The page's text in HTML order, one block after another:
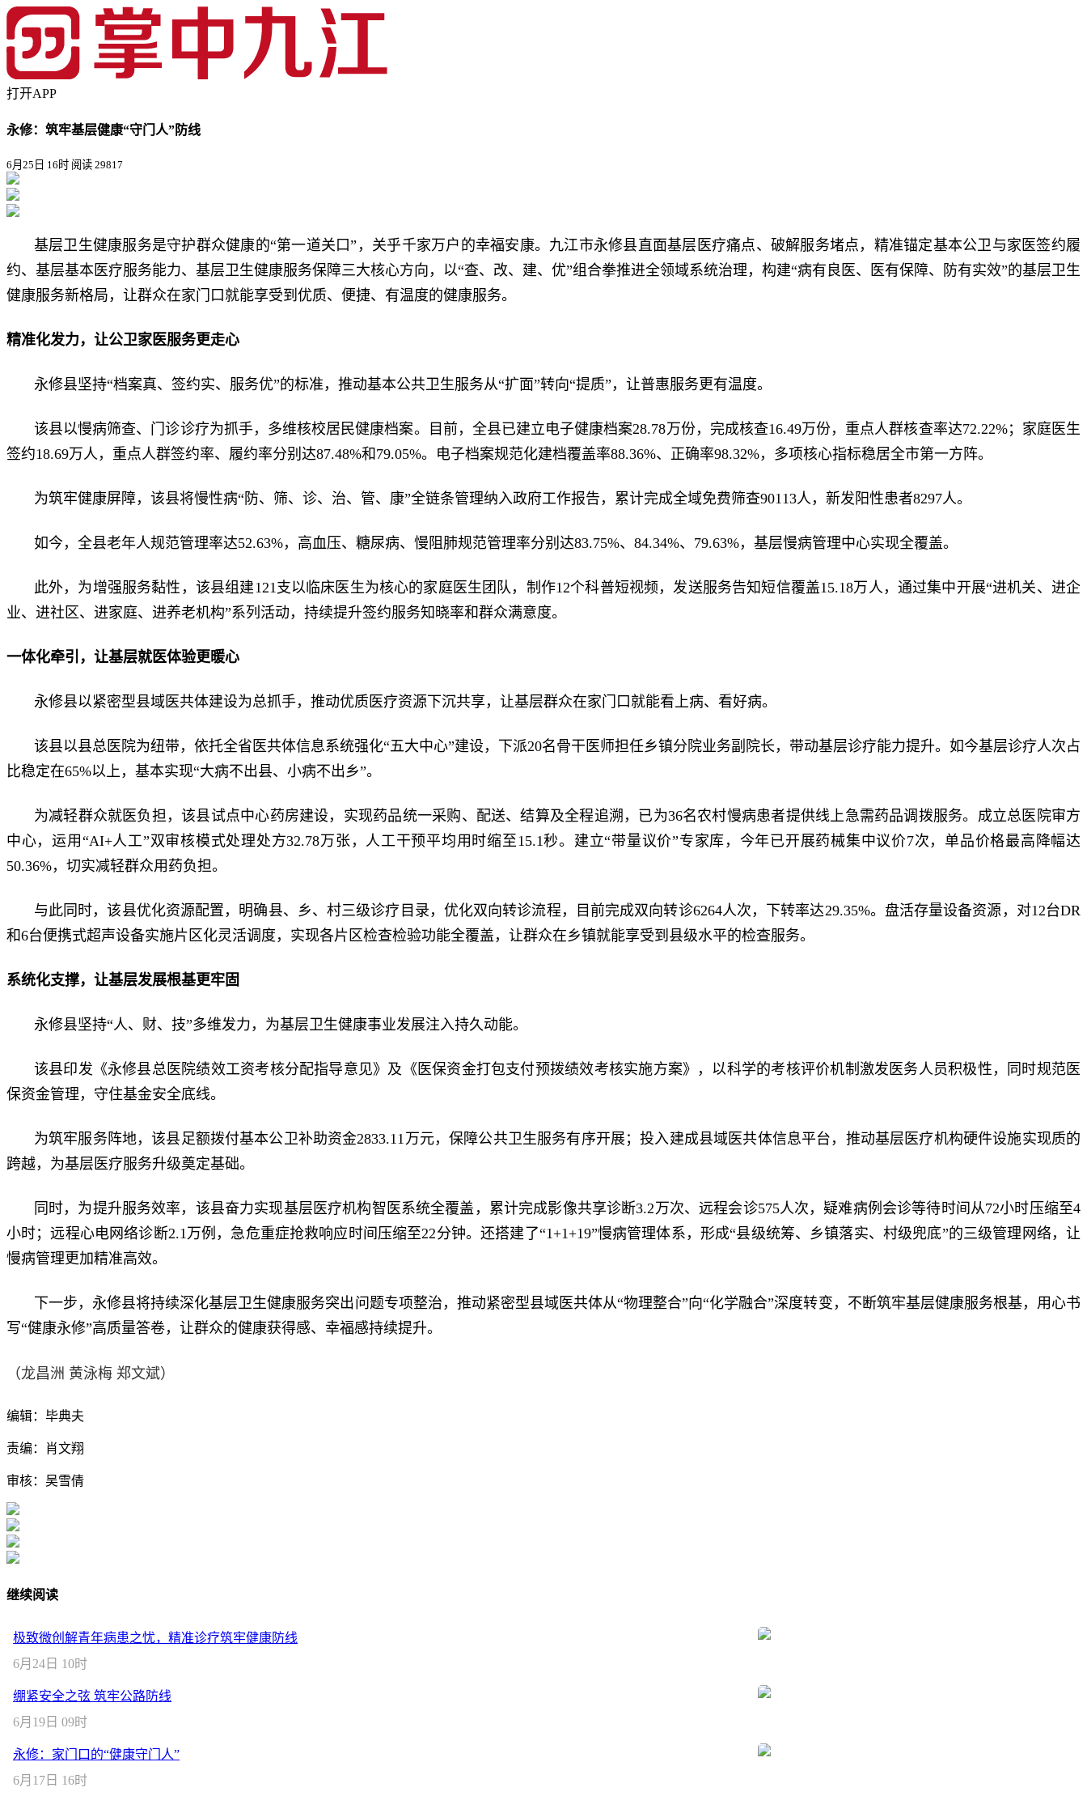
打开APP
永修：筑牢基层健康“守门人”防线
6月25日 16时 阅读 29817
基层卫生健康服务是守护群众健康的“第一道关口”，关乎千家万户的幸福安康。九江市永修县直面基层医疗痛点、破解服务堵点，精准锚定基本公卫与家医签约履
约、基层基本医疗服务能力、基层卫生健康服务保障三大核心方向，以“查、改、建、优”组合拳推进全领域系统治理，构建“病有良医、医有保障、防有实效”的基层卫生
健康服务新格局，让群众在家门口就能享受到优质、便捷、有温度的健康服务。
精准化发力，让公卫家医服务更走心
永修县坚持“档案真、签约实、服务优”的标准，推动基本公共卫生服务从“扩面”转向“提质”，让普惠服务更有温度。
该县以慢病筛查、门诊诊疗为抓手，多维核校居民健康档案。目前，全县已建立电子健康档案28.78万份，完成核查16.49万份，重点人群核查率达72.22%；家庭医生
签约18.69万人，重点人群签约率、履约率分别达87.48%和79.05%。电子档案规范化建档覆盖率88.36%、正确率98.32%，多项核心指标稳居全市第一方阵。
为筑牢健康屏障，该县将慢性病“防、筛、诊、治、管、康”全链条管理纳入政府工作报告，累计完成全域免费筛查90113人，新发阳性患者8297人。
如今，全县老年人规范管理率达52.63%，高血压、糖尿病、慢阻肺规范管理率分别达83.75%、84.34%、79.63%，基层慢病管理中心实现全覆盖。
此外，为增强服务黏性，该县组建121支以临床医生为核心的家庭医生团队，制作12个科普短视频，发送服务告知短信覆盖15.18万人，通过集中开展“进机关、进企
业、进社区、进家庭、进养老机构”系列活动，持续提升签约服务知晓率和群众满意度。
一体化牵引，让基层就医体验更暖心
永修县以紧密型县域医共体建设为总抓手，推动优质医疗资源下沉共享，让基层群众在家门口就能看上病、看好病。
该县以县总医院为纽带，依托全省医共体信息系统强化“五大中心”建设，下派20名骨干医师担任乡镇分院业务副院长，带动基层诊疗能力提升。如今基层诊疗人次占
比稳定在65%以上，基本实现“大病不出县、小病不出乡”。
为减轻群众就医负担，该县试点中心药房建设，实现药品统一采购、配送、结算及全程追溯，已为36名农村慢病患者提供线上急需药品调拨服务。成立总医院审方
中心，运用“AI+人工”双审核模式处理处方32.78万张，人工干预平均用时缩至15.1秒。建立“带量议价”专家库，今年已开展药械集中议价7次，单品价格最高降幅达
50.36%，切实减轻群众用药负担。
与此同时，该县优化资源配置，明确县、乡、村三级诊疗目录，优化双向转诊流程，目前完成双向转诊6264人次，下转率达29.35%。盘活存量设备资源，对12台DR
和6台便携式超声设备实施片区化灵活调度，实现各片区检查检验功能全覆盖，让群众在乡镇就能享受到县级水平的检查服务。
系统化支撑，让基层发展根基更牢固
永修县坚持“人、财、技”多维发力，为基层卫生健康事业发展注入持久动能。
该县印发《永修县总医院绩效工资考核分配指导意见》及《医保资金打包支付预拨绩效考核实施方案》，以科学的考核评价机制激发医务人员积极性，同时规范医
保资金管理，守住基金安全底线。
为筑牢服务阵地，该县足额拨付基本公卫补助资金2833.11万元，保障公共卫生服务有序开展；投入建成县域医共体信息平台，推动基层医疗机构硬件设施实现质的
跨越，为基层医疗服务升级奠定基础。
同时，为提升服务效率，该县奋力实现基层医疗机构智医系统全覆盖，累计完成影像共享诊断3.2万次、远程会诊575人次，疑难病例会诊等待时间从72小时压缩至4
小时；远程心电网络诊断2.1万例，急危重症抢救响应时间压缩至22分钟。还搭建了“1+1+19”慢病管理体系，形成“县级统筹、乡镇落实、村级兜底”的三级管理网络，让
慢病管理更加精准高效。
下一步，永修县将持续深化基层卫生健康服务突出问题专项整治，推动紧密型县域医共体从“物理整合”向“化学融合”深度转变，不断筑牢基层健康服务根基，用心书
写“健康永修”高质量答卷，让群众的健康获得感、幸福感持续提升。
（龙昌洲 黄泳梅 郑文斌）
编辑：毕典夫
责编：肖文翔
审核：吴雪倩
继续阅读
极致微创解青年病患之忧，精准诊疗筑牢健康防线
6月24日 10时
绷紧安全之弦 筑牢公路防线
6月19日 09时
永修：家门口的“健康守门人”
6月17日 16时